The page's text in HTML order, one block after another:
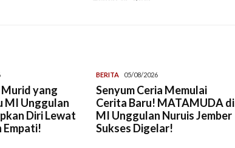
Murid yang
MI Unggulan
Diri Lewat
Empati!
BERITA 05/08/2026
Senyum Ceria Memulai
Cerita Baru! MATAMUDA di
MI Unggulan Nuruis Jember
Sukses Digelar!